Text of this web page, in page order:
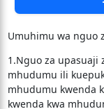
Umuhimu wa nguo
1.Nguo za upasuaji
mhudumu ili
mhudumu kwenda
kwenda kwa